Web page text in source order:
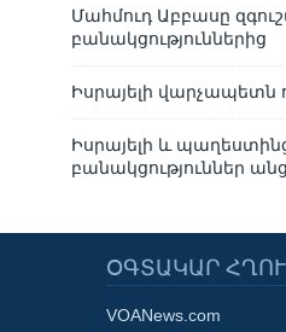
Մահմուդ Աբբասը
բանակցություններից
Իսրայելի վարչապետն
Իսրայելի և
բանակցություններ
ՕԳՏԱԿԱՐ
VOANews.com